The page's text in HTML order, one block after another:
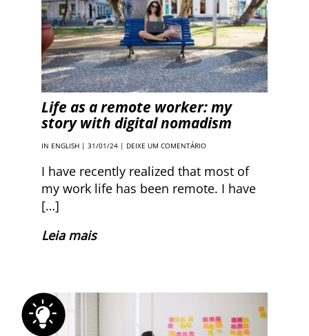
Life as a remote worker: my
story with digital nomadism
IN ENGLISH | 31/01/24 | DEIXE UM COMENTÁRIO
I have recently realized that most of
my work life has been remote. I have
[…]
Leia mais